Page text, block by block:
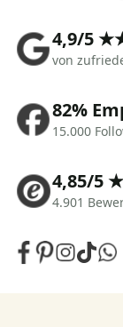
4,9/5
von
82%
15.000
4,85/5
4.901